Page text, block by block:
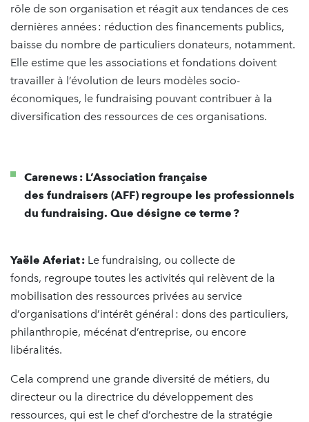
rôle de son organisation et réagit aux tendances de ces
dernières années : réduction des financements publics,
baisse du nombre de particuliers donateurs, notamment.
Elle estime que les associations et fondations doivent
travailler à l’évolution de leurs modèles socio-
économiques, le fundraising pouvant contribuer à la
diversification des ressources de ces organisations.
Carenews : L’Association française
des fundraisers (AFF) regroupe les professionnels
du fundraising. Que désigne ce terme ?
Yaële Aferiat : Le fundraising, ou collecte de
fonds, regroupe toutes les activités qui relèvent de la
mobilisation des ressources privées au service
d’organisations d’intérêt général : dons des particuliers,
philanthropie, mécénat d’entreprise, ou encore
libéralités.
Cela comprend une grande diversité de métiers, du
directeur ou la directrice du développement des
ressources, qui est le chef d’orchestre de la stratégie